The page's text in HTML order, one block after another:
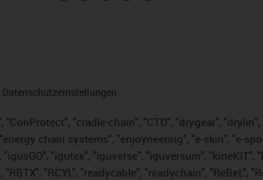
Datenschutzeinstellungen
"cradle-chain", "CTD", "drygear",
chain systems", "enjoyneering", "e-skin", "e-
"igutex", "iguverse", "iguversum",
"RCYL", "readycable", "readychain", "ReBeL",